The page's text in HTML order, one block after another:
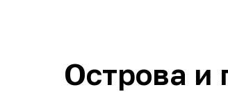
Острова и